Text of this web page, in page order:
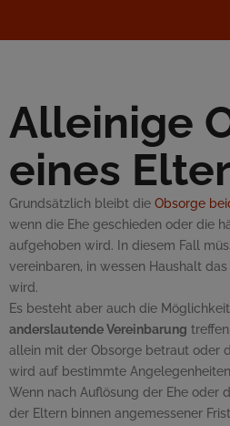
Alleinige
eines
Grundsätzlich bleibt die Obsorge
wenn die Ehe geschieden oder die
aufgehoben wird. In diesem Fall
vereinbaren, in wessen Haushalt
wird.
Es besteht aber auch die
anderslautende Vereinbarung
allein mit der Obsorge betraut oder
wird auf bestimmte
Wenn nach Auflösung der Ehe oder
der Eltern binnen angemessener Frist